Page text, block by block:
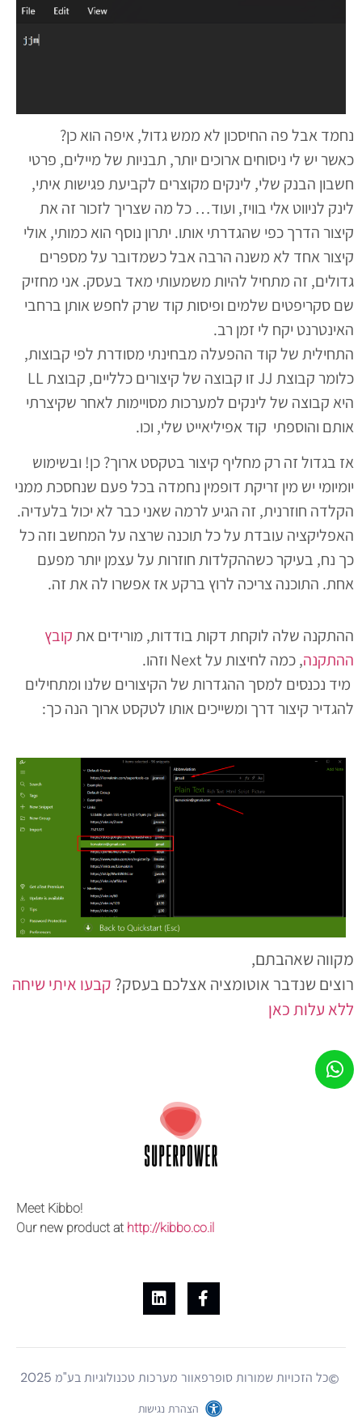
נחמד אבל פה החיסכון לא ממש גדול, איפה הוא כן?
כאשר יש לי ניסוחים ארוכים יותר, תבניות של מיילים, פרטי
חשבון הבנק שלי, לינקים מקוצרים לקביעת פגישות איתי,
לינק לניווט אלי בוויז, ועוד… כל מה שצריך לזכור זה את
קיצור הדרך כפי שהגדרתי אותו. יתרון נוסף הוא כמותי, אולי
קיצור אחד לא משנה הרבה אבל כשמדובר על מספרים
גדולים, זה מתחיל להיות משמעותי מאד בעסק. אני מחזיק
שם סקריפטים שלמים ופיסות קוד שרק לחפש אותן ברחבי
האינטרנט יקח לי זמן רב.
התחילית של קוד ההפעלה מבחינתי מסודרת לפי קבוצות,
כלומר קבוצת JJ זו קבוצה של קיצורים כלליים, קבוצת LL
היא קבוצה של לינקים למערכות מסויימות לאחר שקיצרתי
אותם והוספתי קוד אפיליאייט שלי, וכו.
אז בגדול זה רק מחליף קיצור בטקסט ארוך? כן! ובשימוש
יומיומי יש מין זריקת דופמין נחמדה בכל פעם שנחסכת ממני
הקלדה חוזרנית, זה הגיע לרמה שאני כבר לא יכול בלעדיה.
האפליקציה עובדת על כל תוכנה שרצה על המחשב וזה כל
כך נח, בעיקר כשההקלדות חוזרות על עצמן יותר מפעם
אחת. התוכנה צריכה לרוץ ברקע אז אפשרו לה את זה.
ההתקנה שלה לוקחת דקות בודדות, מורידים אתקובץ
ההתקנה, כמה לחיצות על Next וזהו.
מיד נכנסים למסך ההגדרות של הקיצורים שלנו ומתחילים
להגדיר קיצור דרך ומשייכים אותו לטקסט ארוך הנה כך:
מקווה שאהבתם,
רוצים שנדבר אוטומציה אצלכם בעסק? קבעו איתי שיחה
ללא עלות כאן
Meet Kibbo!
Our new product at http://kibbo.co.il
כל הזכויות שמורות סופרפאוור מערכות טכנולוגיות בע"מ 2025
הצהרת נגישות